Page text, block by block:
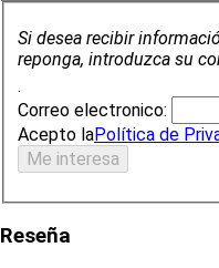
Si desea recibir
reponga, introduzca su
.
Correo electronico:
Acepto laPolítica de
Reseña